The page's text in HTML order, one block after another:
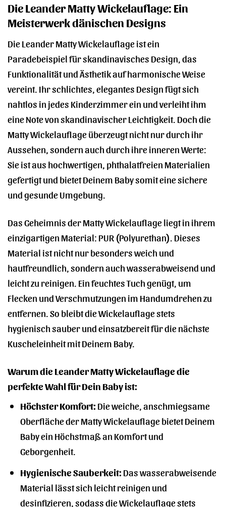
Die Leander Matty Wickelauflage: Ein
Meisterwerk dänischen Designs
Die Leander Matty Wickelauflage ist ein
Paradebeispiel für skandinavisches Design, das
Funktionalität und Ästhetik auf harmonische Weise
vereint. Ihr schlichtes, elegantes Design fügt sich
nahtlos in jedes Kinderzimmer ein und verleiht ihm
eine Note von skandinavischer Leichtigkeit. Doch die
Matty Wickelauflage überzeugt nicht nur durch ihr
Aussehen, sondern auch durch ihre inneren Werte:
Sie ist aus hochwertigen, phthalatfreien Materialien
gefertigt und bietet Deinem Baby somit eine sichere
und gesunde Umgebung.
Das Geheimnis der Matty Wickelauflage liegt in ihrem
einzigartigen Material: PUR (Polyurethan). Dieses
Material ist nicht nur besonders weich und
hautfreundlich, sondern auch wasserabweisend und
leicht zu reinigen. Ein feuchtes Tuch genügt, um
Flecken und Verschmutzungen im Handumdrehen zu
entfernen. So bleibt die Wickelauflage stets
hygienisch sauber und einsatzbereit für die nächste
Kuscheleinheit mit Deinem Baby.
Warum die Leander Matty Wickelauflage die
perfekte Wahl für Dein Baby ist:
Höchster Komfort:Die weiche, anschmiegsame
Oberfläche der Matty Wickelauflage bietet Deinem
Baby ein Höchstmaß an Komfort und
Geborgenheit.
Hygienische Sauberkeit:Das wasserabweisende
Material lässt sich leicht reinigen und
desinfizieren, sodass die Wickelauflage stets